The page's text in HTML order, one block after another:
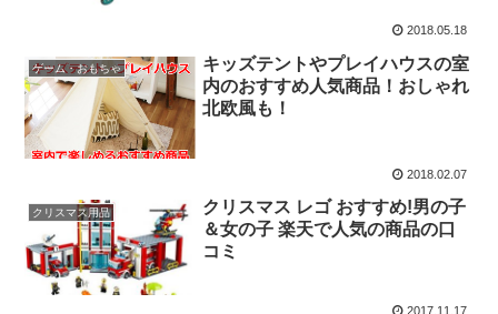
2018.05.18
ゲーム・おもちゃ
キッズテントやプレイハウスの室
内のおすすめ人気商品！おしゃれ
北欧風も！
2018.02.07
クリスマス用品
クリスマス レゴ おすすめ!男の子
＆女の子 楽天で人気の商品の口
コミ
2017.11.17